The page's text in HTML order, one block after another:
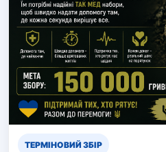
ТЕРМІНОВИЙ ЗБІР